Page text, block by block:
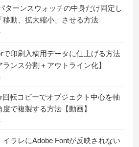
ターンスウォッチの中身だけ固定し
移動、拡大縮小」させる方法
で印刷入稿用データに仕上げる方法
ランス分割＋アウトライン化】
回転コピーでオブジェクト中心を軸
度で複製する方法【動画】
イラレにAdobe Fontが反映されない